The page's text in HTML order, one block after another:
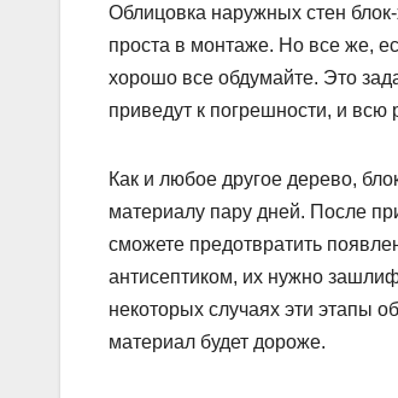
Облицовка наружных стен
проста в монтаже. Но все же,
хорошо все обдумайте. Это
приведут к погрешности, и всю
Как и любое другое дерево,
материалу пару дней. После
сможете предотвратить
антисептиком, их нужно
некоторых случаях эти этапы
материал будет дороже.